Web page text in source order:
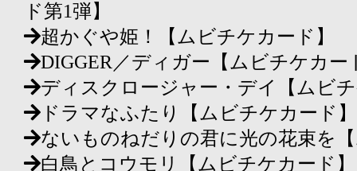
ド第1弾】
超かぐや姫！【ムビチケカード】
DIGGER／ディガー【ムビチケカー
ディスクロージャー・デイ【ムビ
ドラマなふたり【ムビチケカード】
ないものねだりの君に光の花束を
白鳥とコウモリ【ムビチケカード】